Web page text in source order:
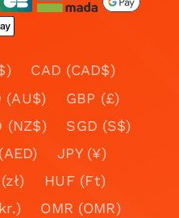
CAD (CAD$)
(AU$)
GBP (£)
(NZ$)
SGD (S$)
JPY (¥)
HUF (Ft)
OMR (OMR)